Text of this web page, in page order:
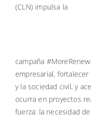
(CLN) impulsa la
campaña
empresarial,
y la sociedad civil, y
ocurra en proyectos
fuerza: la necesidad